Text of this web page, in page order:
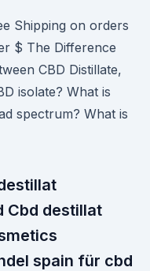
Shipping on orders
$ The Difference
CBD Distillate,
isolate? What is
spectrum? What is
Cbd destillat
spain für cbd